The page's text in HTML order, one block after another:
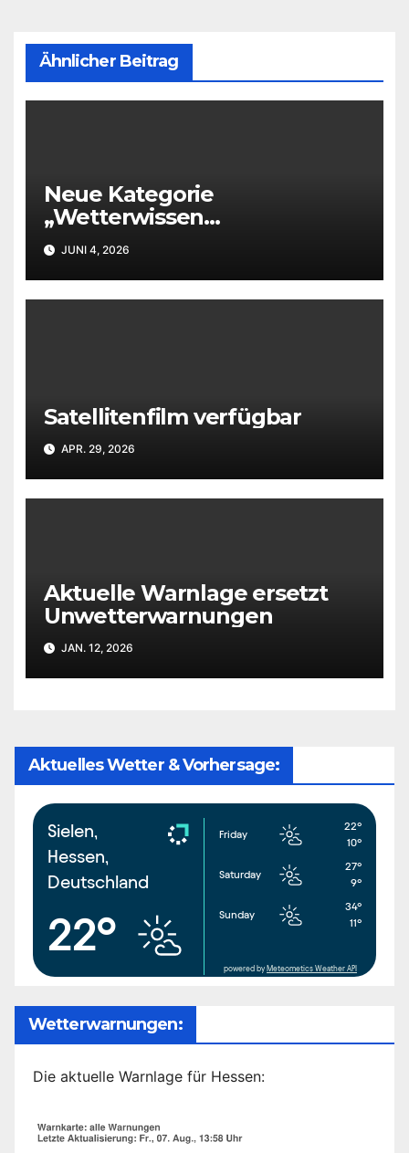
Ähnlicher Beitrag
Neue Kategorie
„Wetterwissen
leichtverständlich“
JUNI 4, 2026
Satellitenfilm verfügbar
APR. 29, 2026
Aktuelle Warnlage ersetzt
Unwetterwarnungen
JAN. 12, 2026
Aktuelles Wetter & Vorhersage:
Sielen,
Hessen,
Deutschland
22°
Friday
22°
10°
Saturday
27°
9°
Sunday
34°
11°
powered by Meteometics Weather API
Wetterwarnungen:
Die aktuelle Warnlage für Hessen: